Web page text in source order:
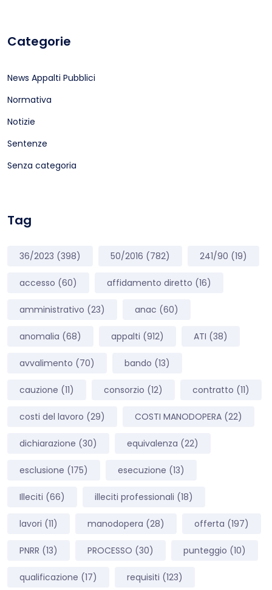
Categorie
News Appalti Pubblici
Normativa
Notizie
Sentenze
Senza categoria
Tag
36/2023 (398) 50/2016 (782) 241/90 (19)
accesso (60) affidamento diretto (16)
amministrativo (23) anac (60)
anomalia (68) appalti (912) ATI (38)
avvalimento (70) bando (13)
cauzione (11) consorzio (12) contratto (11)
costi del lavoro (29) COSTI MANODOPERA (22)
dichiarazione (30) equivalenza (22)
esclusione (175) esecuzione (13)
Illeciti (66) illeciti professionali (18)
lavori (11) manodopera (28) offerta (197)
PNRR (13) PROCESSO (30) punteggio (10)
qualificazione (17) requisiti (123)